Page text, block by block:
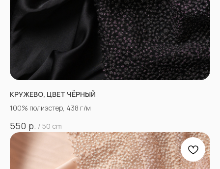
КРУЖЕВО, ЦВЕТ ЧЁРНЫЙ
100% полиэстер, 438 г/м
550 р. / 50 cm